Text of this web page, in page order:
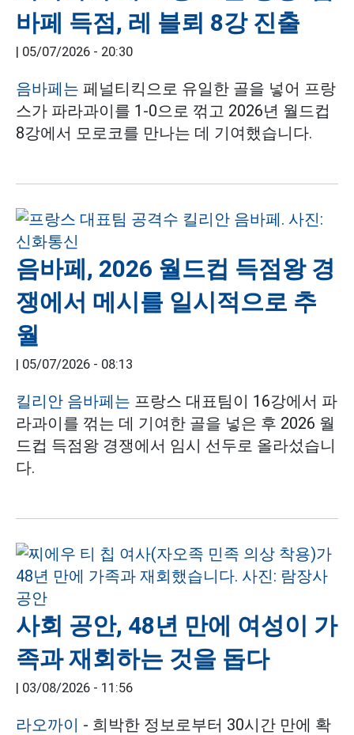
바페 득점, 레 블뢰 8강 진출
| 05/07/2026 - 20:30
음바페는 페널티킥으로 유일한 골을 넣어 프랑
스가 파라과이를 1-0으로 꺾고 2026년 월드컵
8강에서 모로코를 만나는 데 기여했습니다.
음바페, 2026 월드컵 득점왕 경
쟁에서 메시를 일시적으로 추
월
| 05/07/2026 - 08:13
킬리안 음바페는 프랑스 대표팀이 16강에서 파
라과이를 꺾는 데 기여한 골을 넣은 후 2026 월
드컵 득점왕 경쟁에서 임시 선두로 올라섰습니
다.
사회 공안, 48년 만에 여성이 가
족과 재회하는 것을 돕다
| 03/08/2026 - 11:56
라오까이 - 희박한 정보로부터 30시간 만에 확